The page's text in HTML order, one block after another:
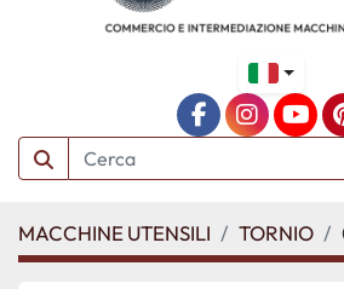
facebook
MACCHINE UTENSILI TORNIO